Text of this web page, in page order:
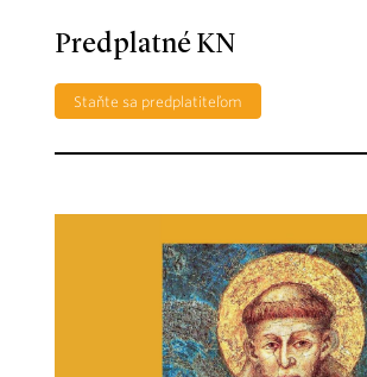
Predplatné KN
Staňte sa predplatiteľom